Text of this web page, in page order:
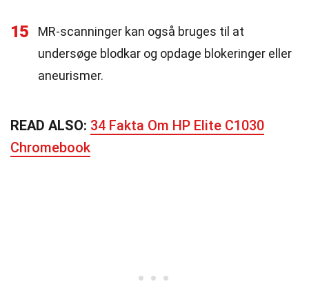
15
MR-scanninger kan også bruges til at
undersøge blodkar og opdage blokeringer eller
aneurismer.
READ ALSO: 34 Fakta Om HP Elite C1030
Chromebook